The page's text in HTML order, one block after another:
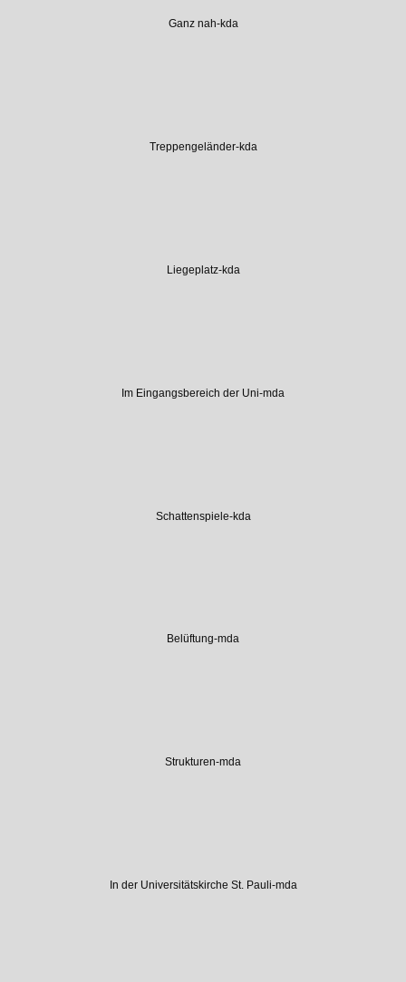
Ganz nah-kda
Treppengeländer-kda
Liegeplatz-kda
Im Eingangsbereich der Uni-mda
Schattenspiele-kda
Belüftung-mda
Strukturen-mda
In der Universitätskirche St. Pauli-mda